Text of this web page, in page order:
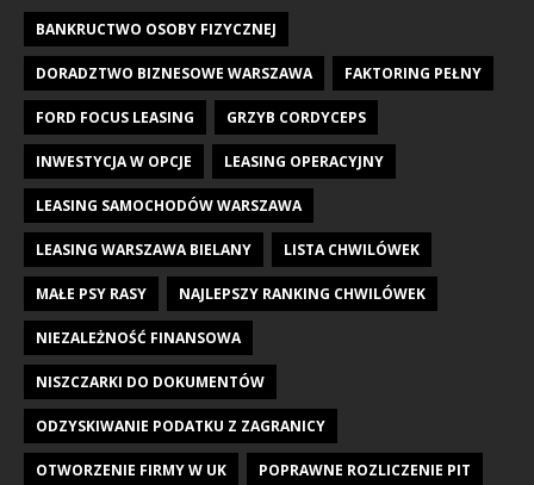
BANKRUCTWO OSOBY FIZYCZNEJ
DORADZTWO BIZNESOWE WARSZAWA FAKTORING PEŁNY
FORD FOCUS LEASING GRZYB CORDYCEPS
INWESTYCJA W OPCJE LEASING OPERACYJNY
LEASING SAMOCHODÓW WARSZAWA
LEASING WARSZAWA BIELANY LISTA CHWILÓWEK
MAŁE PSY RASY NAJLEPSZY RANKING CHWILÓWEK
NIEZALEŻNOŚĆ FINANSOWA
NISZCZARKI DO DOKUMENTÓW
ODZYSKIWANIE PODATKU Z ZAGRANICY
OTWORZENIE FIRMY W UK POPRAWNE ROZLICZENIE PIT